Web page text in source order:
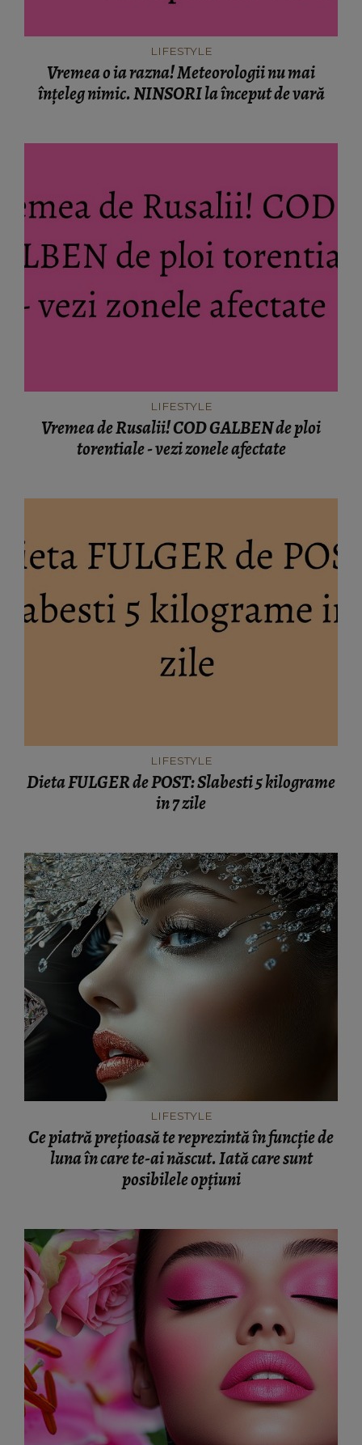
LIFESTYLE
Vremea o ia razna! Meteorologii nu mai
înţeleg nimic. NINSORI la început de vară
LIFESTYLE
Vremea de Rusalii! COD GALBEN de ploi
torentiale - vezi zonele afectate
LIFESTYLE
Dieta FULGER de POST: Slabesti 5 kilograme
in 7 zile
LIFESTYLE
Ce piatră prețioasă te reprezintă în funcție de
luna în care te-ai născut. Iată care sunt
posibilele opțiuni